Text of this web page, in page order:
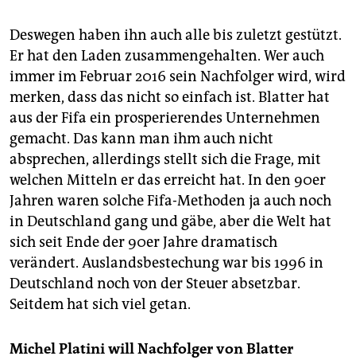
Deswegen haben ihn auch alle bis zuletzt gestützt.
Er hat den Laden zusammengehalten. Wer auch
immer im Februar 2016 sein Nachfolger wird, wird
merken, dass das nicht so einfach ist. Blatter hat
aus der Fifa ein prosperierendes Unternehmen
gemacht. Das kann man ihm auch nicht
absprechen, allerdings stellt sich die Frage, mit
welchen Mitteln er das erreicht hat. In den 90er
Jahren waren solche Fifa-Methoden ja auch noch
in Deutschland gang und gäbe, aber die Welt hat
sich seit Ende der 90er Jahre dramatisch
verändert. Auslandsbestechung war bis 1996 in
Deutschland noch von der Steuer absetzbar.
Seitdem hat sich viel getan.
Michel Platini will Nachfolger von Blatter